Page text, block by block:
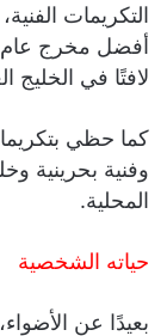
التكريمات
لافتًا في الخليج
كما حظي
وفنية بحرينية
المحلية.
حياته الشخصية
بعيدًا عن